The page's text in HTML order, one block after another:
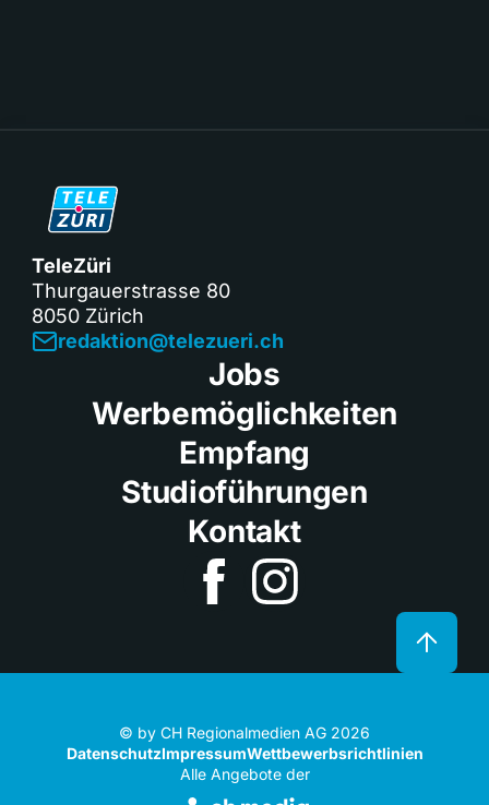
TeleZüri
Thurgauerstrasse 80
8050 Zürich
redaktion@telezueri.ch
Jobs
Werbemöglichkeiten
Empfang
Studioführungen
Kontakt
© by CH Regionalmedien AG 2026
DatenschutzImpressumWettbewerbsrichtlinien
Alle Angebote der